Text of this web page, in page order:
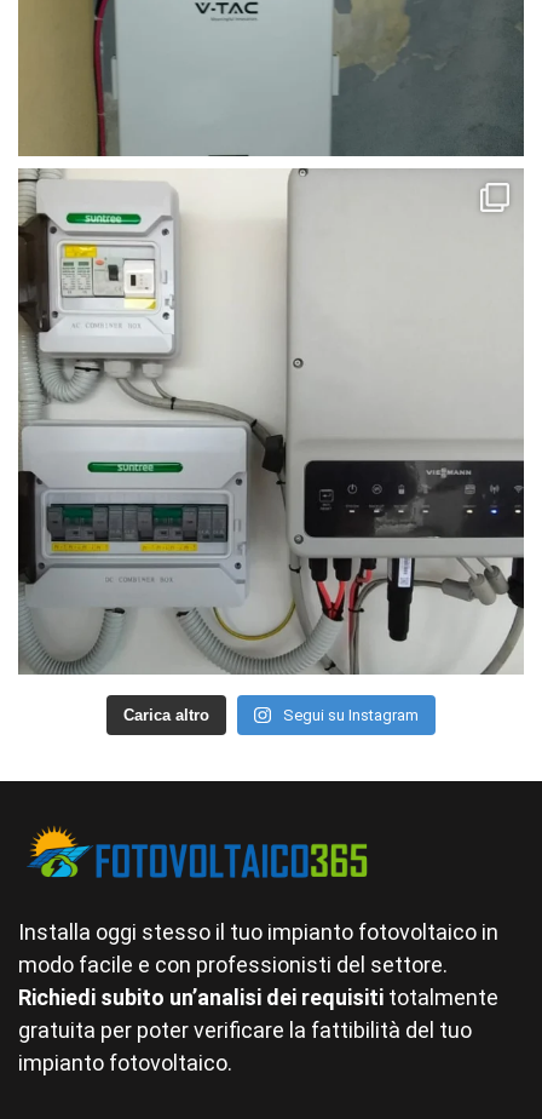
Carica altro Segui su Instagram
Installa oggi stesso il tuo impianto fotovoltaico in
modo facile e con professionisti del settore.
Richiedi subito un’analisi dei requisiti totalmente
gratuita per poter verificare la fattibilità del tuo
impianto fotovoltaico.